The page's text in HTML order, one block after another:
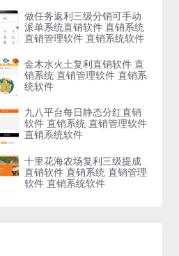
做任务返利三级分销可手动
派单系统直销软件 直销系统
直销管理软件 直销系统软件
金木水火土复利直销软件 直
销系统 直销管理软件 直销系
统软件
九八平台每日静态分红直销
软件 直销系统 直销管理软件
直销系统软件
十里花海农场复利三级提成
直销软件 直销系统 直销管理
软件 直销系统软件